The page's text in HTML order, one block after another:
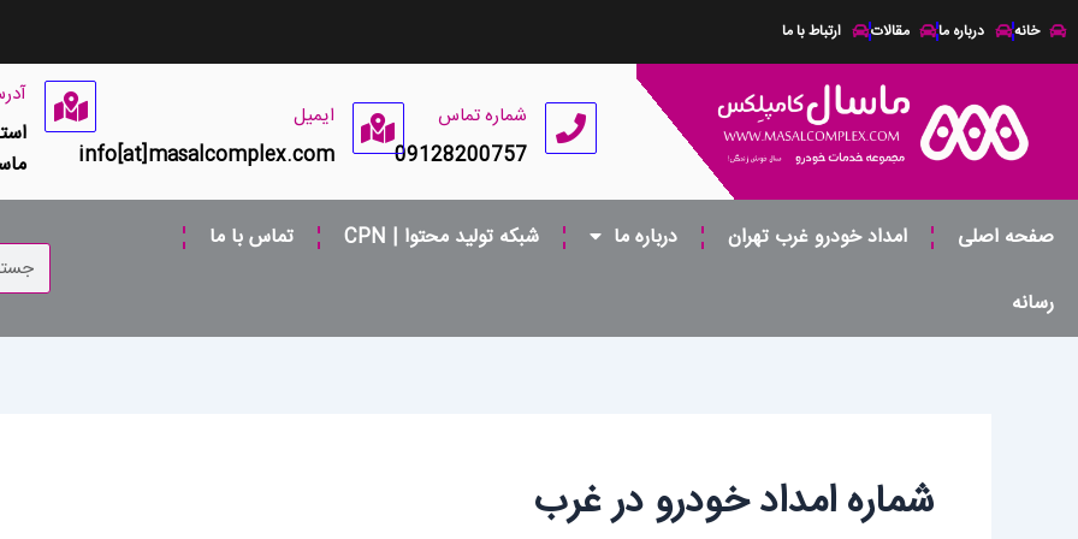
به
خانه درباره ما مقالات ارتباط با ما
شماره تماس
09128200757
ایمیل
info[at]masalcomplex.com
صفحه اصلی امداد خودرو غرب تهران درباره ما شبکه تولید محتوا | CPN تماس با ما
رسانه
جستجو
کردن
شماره امداد خودرو در غرب